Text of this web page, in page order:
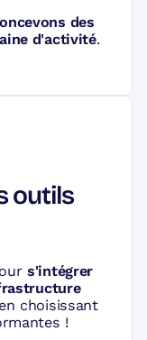
des
d'activité.
outils
s'intégrer
choisissant
!